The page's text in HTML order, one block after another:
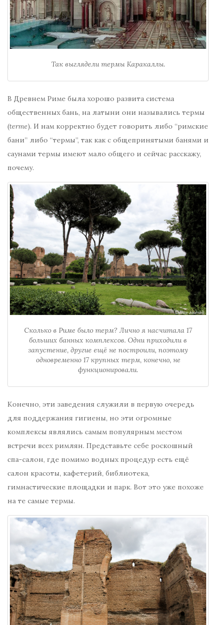
Так выглядели термы Каракаллы.
В Древнем Риме была хорошо развита система
общественных бань, на латыни они назывались термы
(terme). И нам корректно будет говорить либо “римские
бани” либо “термы”, так как с общепринятыми банями и
саунами термы имеют мало общего и сейчас расскажу,
почему.
Сколько в Риме было терм? Лично я насчитала 17
больших банных комплексов. Одни приходили в
запустение, другие ещё не построили, поэтому
одновременно 17 крупных терм, конечно, не
функционировали.
Конечно, эти заведения служили в первую очередь
для поддержания гигиены, но эти огромные
комплексы являлись самым популярным местом
встречи всех римлян. Представьте себе роскошный
спа-салон, где помимо водных процедур есть ещё
салон красоты, кафетерий, библиотека,
гимнастические площадки и парк. Вот это уже похоже
на те самые термы.